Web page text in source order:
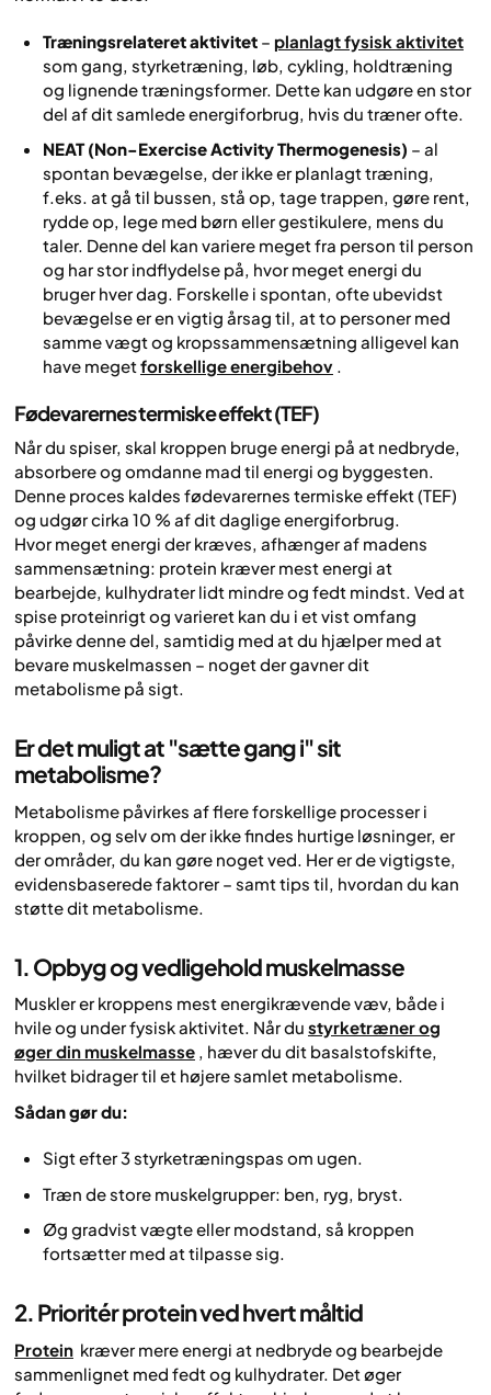
Træningsrelateret aktivitet– planlagt fysisk aktivitet
som gang, styrketræning, løb, cykling, holdtræning
og lignende træningsformer. Dette kan udgøre en stor
del af dit samlede energiforbrug, hvis du træner ofte.
NEAT (Non-Exercise Activity Thermogenesis) – al
spontan bevægelse, der ikke er planlagt træning,
f.eks. at gå til bussen, stå op, tage trappen, gøre rent,
rydde op, lege med børn eller gestikulere, mens du
taler. Denne del kan variere meget fra person til person
og har stor indflydelse på, hvor meget energi du
bruger hver dag. Forskelle i spontan, ofte ubevidst
bevægelse er en vigtig årsag til, at to personer med
samme vægt og kropssammensætning alligevel kan
have megetforskellige energibehov .
Fødevarernes termiske effekt (TEF)
Når du spiser, skal kroppen bruge energi på at nedbryde,
absorbere og omdanne mad til energi og byggesten.
Denne proces kaldes fødevarernes termiske effekt (TEF)
og udgør cirka 10 % af dit daglige energiforbrug.
Hvor meget energi der kræves, afhænger af madens
sammensætning: protein kræver mest energi at
bearbejde, kulhydrater lidt mindre og fedt mindst. Ved at
spise proteinrigt og varieret kan du i et vist omfang
påvirke denne del, samtidig med at du hjælper med at
bevare muskelmassen – noget der gavner dit
metabolisme på sigt.
Er det muligt at "sætte gang i" sit
metabolisme?
Metabolisme påvirkes af flere forskellige processer i
kroppen, og selv om der ikke findes hurtige løsninger, er
der områder, du kan gøre noget ved. Her er de vigtigste,
evidensbaserede faktorer – samt tips til, hvordan du kan
støtte dit metabolisme.
1. Opbyg og vedligehold muskelmasse
Muskler er kroppens mest energikrævende væv, både i
hvile og under fysisk aktivitet. Når du styrketræner og
øger din muskelmasse , hæver du dit basalstofskifte,
hvilket bidrager til et højere samlet metabolisme.
Sådan gør du:
Sigt efter 3 styrketræningspas om ugen.
Træn de store muskelgrupper: ben, ryg, bryst.
Øg gradvist vægte eller modstand, så kroppen
fortsætter med at tilpasse sig.
2. Prioritér protein ved hvert måltid
Protein kræver mere energi at nedbryde og bearbejde
sammenlignet med fedt og kulhydrater. Det øger